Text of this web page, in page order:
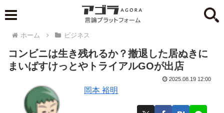
ホーム ビジネス
コンビニは生き残れるか？撤退した居ぬきに
まいばすけっとやトライアルGOが出店
岡本 裕明
2025.08.19 12:00